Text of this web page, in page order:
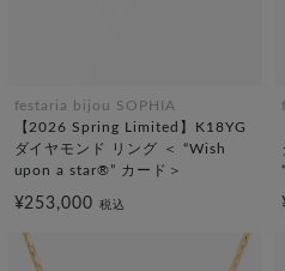
festaria bijou SOPHIA
【2026 Spring Limited】K18YG
ダイヤモンド リング ＜ “Wish
upon a star®” カード＞
¥253,000税込